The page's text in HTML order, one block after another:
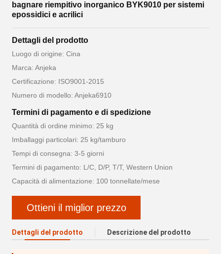
bagnare riempitivo inorganico BYK9010 per sistemi
epossidici e acrilici
Dettagli del prodotto
Luogo di origine: Cina
Marca: Anjeka
Certificazione: ISO9001-2015
Numero di modello: Anjeka6910
Termini di pagamento e di spedizione
Quantità di ordine minimo: 25 kg
Imballaggi particolari: 25 kg/tamburo
Tempi di consegna: 3-5 giorni
Termini di pagamento: L/C, D/P, T/T, Western Union
Capacità di alimentazione: 100 tonnellate/mese
Ottieni il miglior prezzo
Dettagli del prodotto Descrizione del prodotto